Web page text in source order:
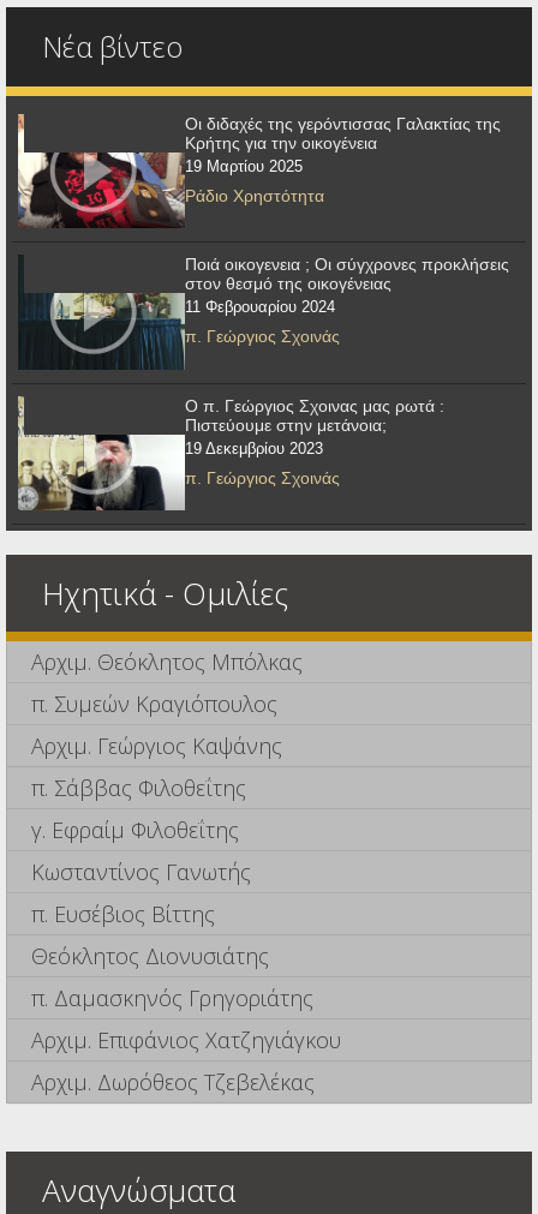
Νέα βίντεο
Οι διδαχές της γερόντισσας Γαλακτίας της
Κρήτης για την οικογένεια
19 Μαρτίου 2025
Ράδιο Χρηστότητα
Ποιά οικογενεια ; Οι σύγχρονες προκλήσεις
στον θεσμό της οικογένειας
11 Φεβρουαρίου 2024
π. Γεώργιος Σχοινάς
Ο π. Γεώργιος Σχοινας μας ρωτά :
Πιστεύουμε στην μετάνοια;
19 Δεκεμβρίου 2023
π. Γεώργιος Σχοινάς
Ηχητικά - Ομιλίες
Αρχιμ. Θεόκλητος Μπόλκας
π. Συμεών Κραγιόπουλος
Αρχιμ. Γεώργιος Καψάνης
π. Σάββας Φιλοθεΐτης
γ. Εφραίμ Φιλοθεΐτης
Κωσταντίνος Γανωτής
π. Ευσέβιος Βίττης
Θεόκλητος Διονυσιάτης
π. Δαμασκηνός Γρηγοριάτης
Αρχιμ. Επιφάνιος Χατζηγιάγκου
Αρχιμ. Δωρόθεος Τζεβελέκας
Αναγνώσματα